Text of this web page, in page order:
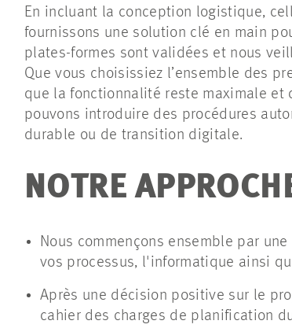
En incluant la conception logistique,
fournissons une solution clé en main
plates-formes sont validées et nous
Que vous choisissiez l’ensemble des
que la fonctionnalité reste maximale et
pouvons introduire des procédures
durable ou de transition digitale.
NOTRE
Nous commençons ensemble par
vos processus, l'informatique ainsi
Après une décision positive sur le
cahier des charges de planification